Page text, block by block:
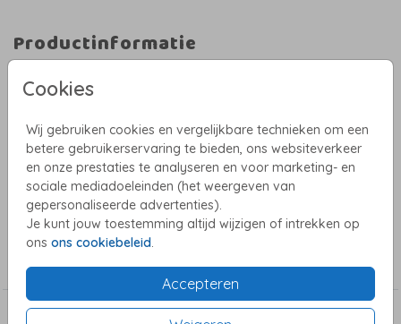
Cookies
Wij gebruiken cookies en vergelijkbare technieken om een
betere gebruikerservaring te bieden, ons websiteverkeer
en onze prestaties te analyseren en voor marketing- en
sociale mediadoeleinden (het weergeven van
gepersonaliseerde advertenties).
Je kunt jouw toestemming altijd wijzigen of intrekken op
ons ons cookiebeleid.
Accepteren
Productinformatie
Omschrijving
de winter door de sneeuwvlokken die aan de mobiel hangen. De goudfolie
geeft de kaart een unieke en luxe uitstraling.
Heb je hulp nodig bij het ontwerpen? Stuur dan een mailtje naar
willeke@studiowam.nl. Ik help je graag!
Toon meer
Collectie
Genderneutrale geboortekaartjes